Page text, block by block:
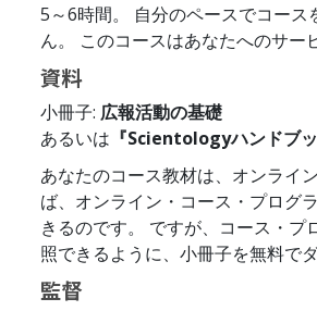
5～6時間。 自分のペースでコー
ん。 このコースはあなたへのサー
資料
小冊子: 広報活動の基礎
あるいは 『Scientologyハンドブッ
あなたのコース教材は、オンライ
ば、オンライン・コース・プログ
きるのです。 ですが、コース・
照できるように、小冊子を無料で
監督